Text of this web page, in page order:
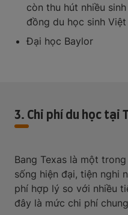
còn thu hút nhiều
đồng du học sinh
Đại học Baylor
3. Chi phí du học tại
Bang Texas là một
sống hiện đại, tiện nghi
phí hợp lý so với nhiều
đây là mức chi phí